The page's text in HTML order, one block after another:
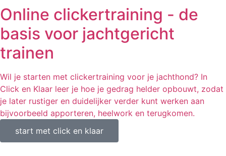
Online clickertraining - de
basis voor jachtgericht
trainen
Wil je starten met clickertraining voor je jachthond? In
Click en Klaar leer je hoe je gedrag helder opbouwt, zodat
je later rustiger en duidelijker verder kunt werken aan
bijvoorbeeld apporteren, heelwork en terugkomen.
start met click en klaar